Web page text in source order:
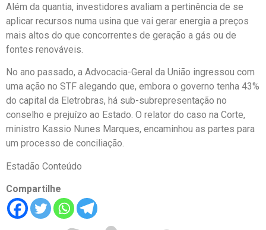
Além da quantia, investidores avaliam a pertinência de se
aplicar recursos numa usina que vai gerar energia a preços
mais altos do que concorrentes de geração a gás ou de
fontes renováveis.
No ano passado, a Advocacia-Geral da União ingressou com
uma ação no STF alegando que, embora o governo tenha 43%
do capital da Eletrobras, há sub-subrepresentação no
conselho e prejuízo ao Estado. O relator do caso na Corte,
ministro Kassio Nunes Marques, encaminhou as partes para
um processo de conciliação.
Estadão Conteúdo
Compartilhe